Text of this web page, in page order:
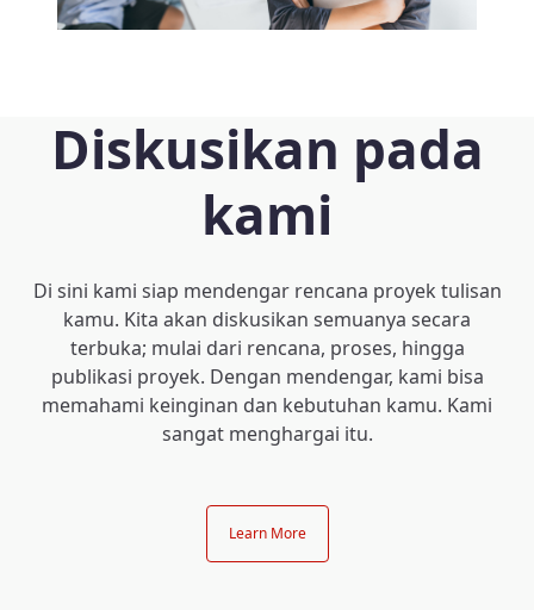
Diskusikan pada
kami
Di sini kami siap mendengar rencana proyek tulisan
kamu. Kita akan diskusikan semuanya secara
terbuka; mulai dari rencana, proses, hingga
publikasi proyek. Dengan mendengar, kami bisa
memahami keinginan dan kebutuhan kamu. Kami
sangat menghargai itu.
Learn More